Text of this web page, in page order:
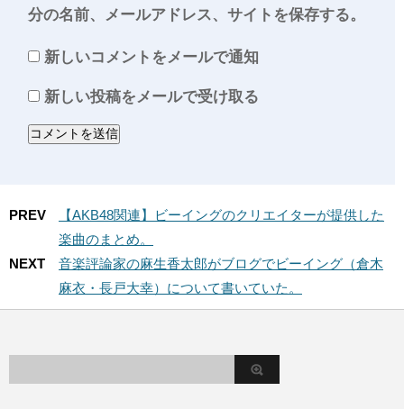
分の名前、メールアドレス、サイトを保存する。
新しいコメントをメールで通知
新しい投稿をメールで受け取る
PREV
【AKB48関連】ビーイングのクリエイターが提供した
楽曲のまとめ。
NEXT
音楽評論家の麻生香太郎がブログでビーイング（倉木
麻衣・長戸大幸）について書いていた。